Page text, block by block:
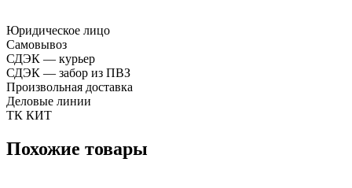
Юридическое лицо
Самовывоз
СДЭК — курьер
СДЭК — забор из ПВЗ
Произвольная доставка
Деловые линии
ТК КИТ
Похожие товары